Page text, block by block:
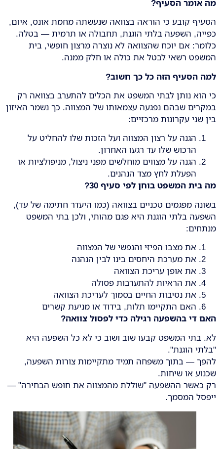
מה אומר הסעיף?
הסעיף קובע כי הוראה בצוואה שנעשתה מחמת אונס, איום,
כפייה, השפעה בלתי הוגנת, תחבולה או תרמית — בטלה.
כלומר: אם יוכח שהצוואה לא נוצרה מרצון חופשי, בית
המשפט רשאי לבטל את כולה או חלק ממנה.
למה הסעיף הזה כל כך חשוב?
כי הוא נותן לבתי המשפט את הכלים להתערב בצוואה רק
במקרים שבהם נפגעה עצמאותו של המצווה. כך נשמר האיזון
בין שני עקרונות מרכזיים:
הגנה על רצון המצווה ועל הזכות שלו להחליט על
הרכוש שלו עד רגעו האחרון.
הגנה על מצווים מוחלשים מפני ניצול, מניפולציות או
הפעלת לחץ מצד הנהנים.
מה בית המשפט בוחן לפי סעיף 30
?
בשונה מפגמים טכניים בצוואה (כמו היעדר חתימה של עד),
השפעה בלתי הוגנת היא פגם מהותי, ולכן בתי המשפט
מנתחים:
את מצבו הפיזי והנפשי של המצווה
את מערכת היחסים בינו לבין הנהנה
את אופן עריכת הצוואה
את הראיות להתערבות פסולה
את נסיבות החיים בסמוך לעריכת הצוואה
האם התקיימו תלות, בידוד או מניעת קשרים
האם די בהשפעה רגילה כדי לפסול צוואה?
לא. בתי המשפט קבעו שוב ושוב כי לא כל השפעה היא
"בלתי הוגנת".
להפך — בתוך משפחה תמיד מתקיימות צורות השפעה,
שכנוע או שיחות.
רק כאשר ההשפעה "שוללת מהמצווה את חופש הבחירה" —
ייפסל המסמך.